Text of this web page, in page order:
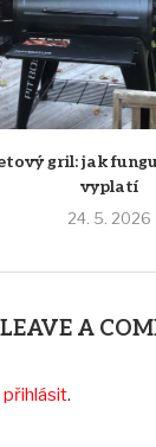
gril: jak
vyplatí
24. 5. 2026
LEAVE A
přihlásit.